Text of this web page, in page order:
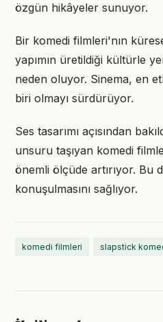
özgün hikâyeler sunuyor.
Bir komedi filmleri'nın
yapımın üretildiği kültürle
neden oluyor. Sinema, en
biri olmayı sürdürüyor.
Ses tasarımı açısından
unsuru taşıyan komedi
önemli ölçüde artırıyor. Bu
konuşulmasını sağlıyor.
komedi filmleri slapstick